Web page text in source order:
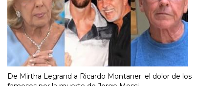
De Mirtha Legrand a Ricardo Montaner: el dolor de los